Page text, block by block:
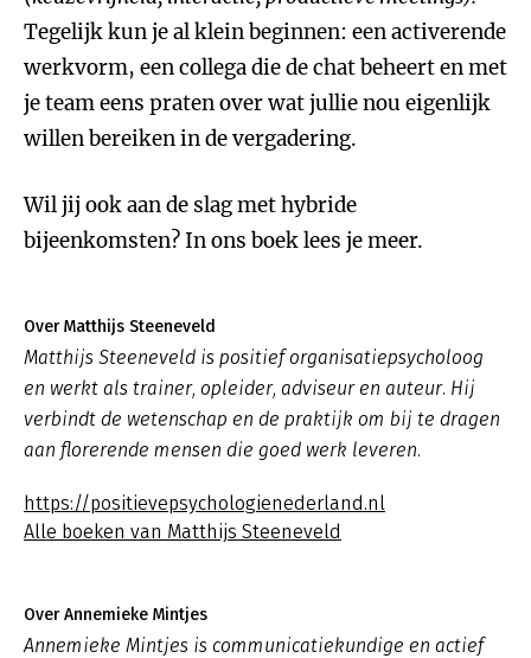
Tegelijk kun je al klein beginnen: een activerende
werkvorm, een collega die de chat beheert en met
je team eens praten over wat jullie nou eigenlijk
willen bereiken in de vergadering.
Wil jij ook aan de slag met hybride
bijeenkomsten? In ons boek lees je meer.
Over Matthijs Steeneveld
Matthijs Steeneveld is positief organisatiepsycholoog
en werkt als trainer, opleider, adviseur en auteur. Hij
verbindt de wetenschap en de praktijk om bij te dragen
aan florerende mensen die goed werk leveren.
https://positievepsychologienederland.nl
Alle boeken van Matthijs Steeneveld
Over Annemieke Mintjes
Annemieke Mintjes is communicatiekundige en actief